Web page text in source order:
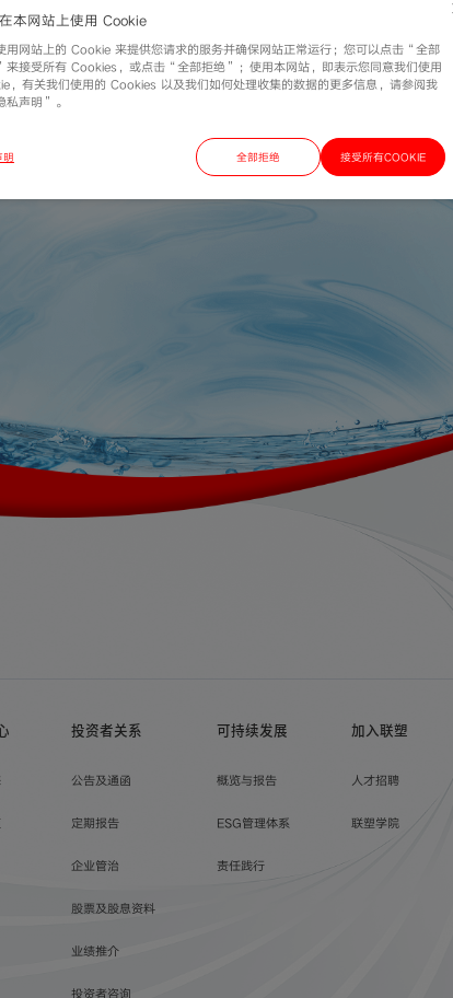
投资者关系
公告及通函
定期报告
企业管治
股票及股息资料
业绩推介
投资者咨询
可持续发展
概览与报告
ESG管理体系
责任践行
加入联塑
人才招聘
联塑学院
本网站上使用 Cookie
用网站上的 Cookie 来提供您请求的服务并确保网站正常运行；您可以点击“全部
接受所有 Cookies，或点击“全部拒绝”；使用本网站，即表示您同意我们使用
，有关我们使用的 Cookies 以及我们如何处理收集的数据的更多信息，请参阅我
私声明”。
明 全部拒绝 接受所有COOKIE